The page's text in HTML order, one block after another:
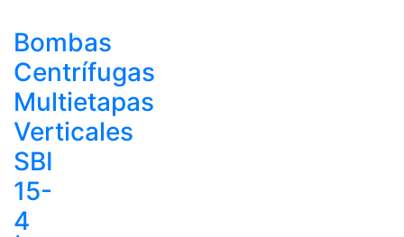
Bombas
Centrífugas
Multietapas
Verticales
SBI
15-
4